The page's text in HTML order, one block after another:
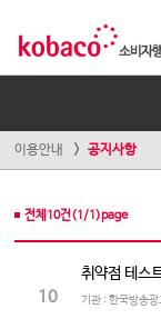
이용안내 공지사항
전체 10건(1 /1 )page
10
취약점 테스
기관 : 한국방송